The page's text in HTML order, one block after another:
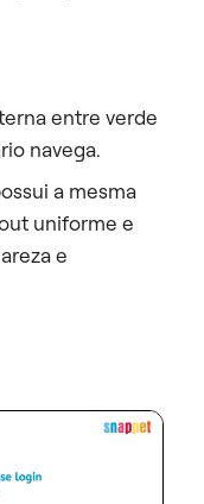
entre verde
navega.
a mesma
uniforme e
e